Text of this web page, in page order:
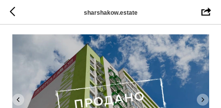
sharshakow.estate